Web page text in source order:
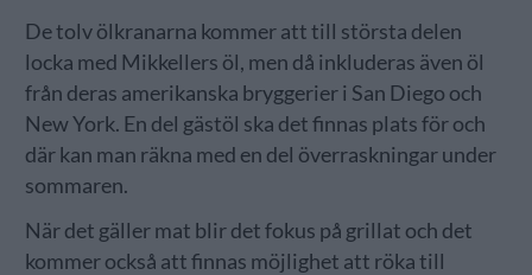
De tolv ölkranarna kommer att till största delen
locka med Mikkellers öl, men då inkluderas även öl
från deras amerikanska bryggerier i San Diego och
New York. En del gästöl ska det finnas plats för och
där kan man räkna med en del överraskningar under
sommaren.
När det gäller mat blir det fokus på grillat och det
kommer också att finnas möjlighet att röka till